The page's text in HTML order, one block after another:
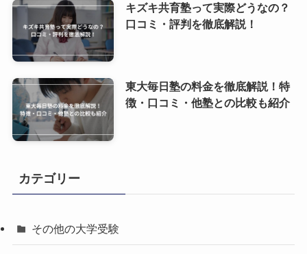
キズキ共育塾って実際どうなの？
口コミ・評判を徹底解説！
東大毎日塾の料金を徹底解説！特
徴・口コミ・他塾との比較も紹介
カテゴリー
その他の大学受験